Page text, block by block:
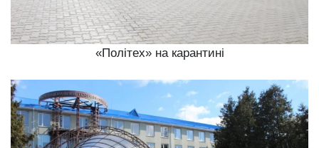
«Політех» на карантині